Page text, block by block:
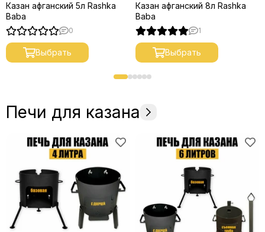
Казан афганский 5л Rashka
Baba
0
Выбрать
Казан афганский 8л Rashka
Baba
1
Выбрать
Печи для казана